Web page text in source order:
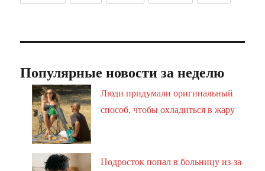
Популярные новости за неделю
Люди придумали оригинальный
способ, чтобы охладиться в жару
Подросток попал в больницу из-за